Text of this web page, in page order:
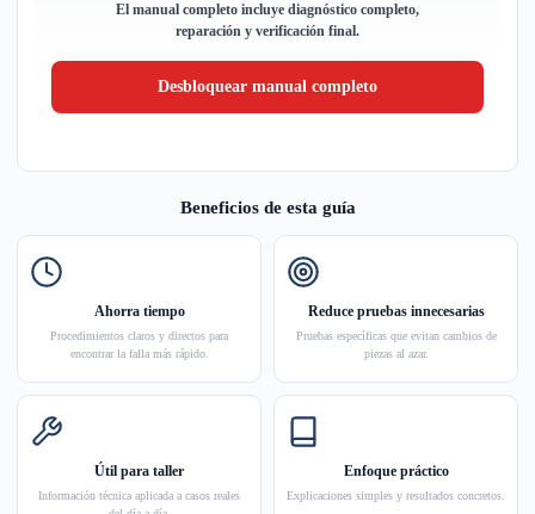
El manual completo incluye diagnóstico completo,
reparación y verificación final.
Desbloquear manual completo
Beneficios de esta guía
Ahorra tiempo
Procedimientos claros y directos para
encontrar la falla más rápido.
Reduce pruebas innecesarias
Pruebas específicas que evitan cambios de
piezas al azar.
Útil para taller
Información técnica aplicada a casos reales
Enfoque práctico
Explicaciones simples y resultados concretos.